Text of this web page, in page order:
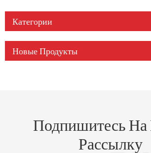
Категории
Новые Продукты
Подпишитесь
Рассылку